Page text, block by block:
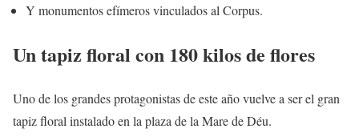
Y monumentos efímeros vinculados al Corpus.
Un tapiz floral con 180 kilos de flores
Uno de los grandes protagonistas de este año vuelve a ser el gran
tapiz floral instalado en la plaza de la Mare de Déu.